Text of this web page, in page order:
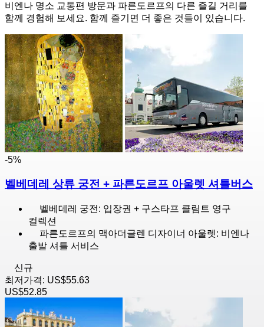
비엔나 명소 교통편 방문과 파른도르프의 다른 즐길 거리를
함께 경험해 보세요. 함께 즐기면 더 좋은 것들이 있습니다.
-5%
벨베데레 상류 궁전 + 파른도르프 아울렛 셔틀버스
벨베데레 궁전: 입장권 + 구스타프 클림트 영구
컬렉션
파른도르프의 맥아더글렌 디자이너 아울렛: 비엔나
출발 셔틀 서비스
신규
최저가격: US$55.63
US$52.85